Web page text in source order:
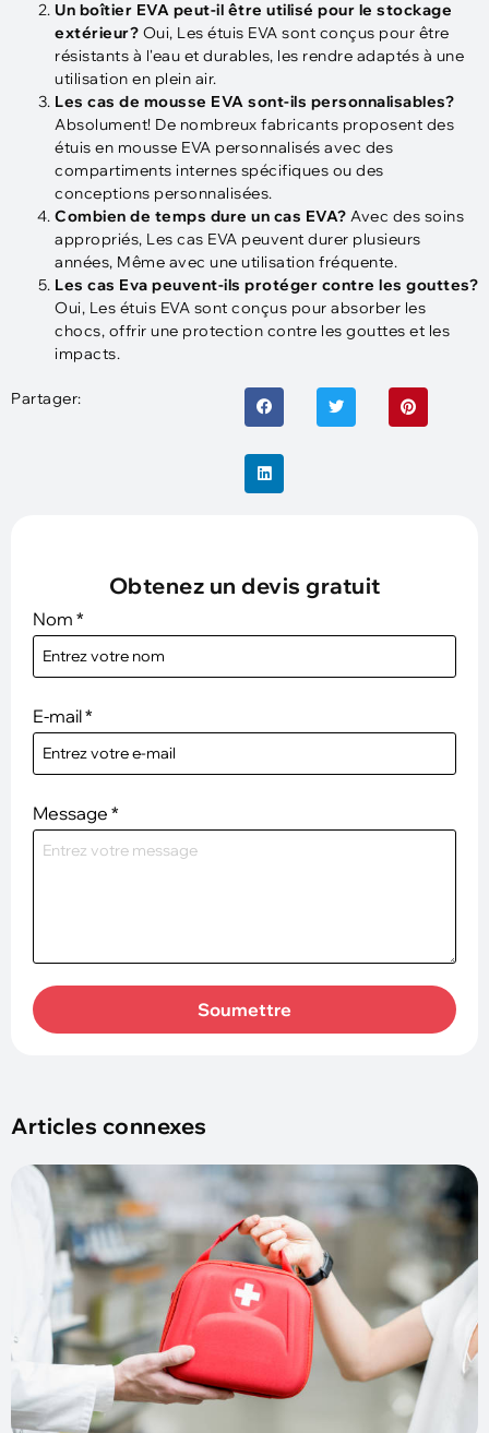
Un boîtier EVA peut-il être utilisé pour le stockage
extérieur? Oui, Les étuis EVA sont conçus pour être
résistants à l'eau et durables, les rendre adaptés à une
utilisation en plein air.
Les cas de mousse EVA sont-ils personnalisables?
Absolument! De nombreux fabricants proposent des
étuis en mousse EVA personnalisés avec des
compartiments internes spécifiques ou des
conceptions personnalisées.
Combien de temps dure un cas EVA? Avec des soins
appropriés, Les cas EVA peuvent durer plusieurs
années, Même avec une utilisation fréquente.
Les cas Eva peuvent-ils protéger contre les gouttes?
Oui, Les étuis EVA sont conçus pour absorber les
chocs, offrir une protection contre les gouttes et les
impacts.
Partager:
Obtenez un devis gratuit
Nom *
E-mail*
Message *
Soumettre
Articles connexes